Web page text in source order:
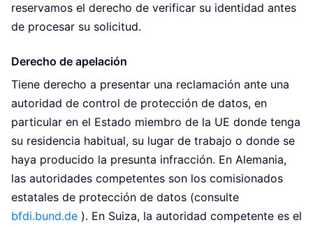
reservamos el derecho de verificar su identidad antes
de procesar su solicitud.
Derecho de apelación
Tiene derecho a presentar una reclamación ante una
autoridad de control de protección de datos, en
particular en el Estado miembro de la UE donde tenga
su residencia habitual, su lugar de trabajo o donde se
haya producido la presunta infracción. En Alemania,
las autoridades competentes son los comisionados
estatales de protección de datos (consulte
bfdi.bund.de ). En Suiza, la autoridad competente es el